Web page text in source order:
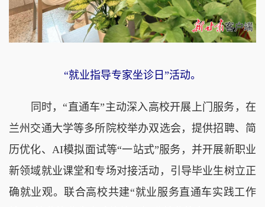
“就业指导专家坐诊日”活动。
同时，“直通车”主动深入高校开展上门服务，在
兰州交通大学等多所院校举办双选会，提供招聘、简
历优化、AI模拟面试等“一站式”服务，并开展新职业
新领域就业课堂和专场对接活动，引导毕业生树立正
确就业观。联合高校共建“就业服务直通车实践工作